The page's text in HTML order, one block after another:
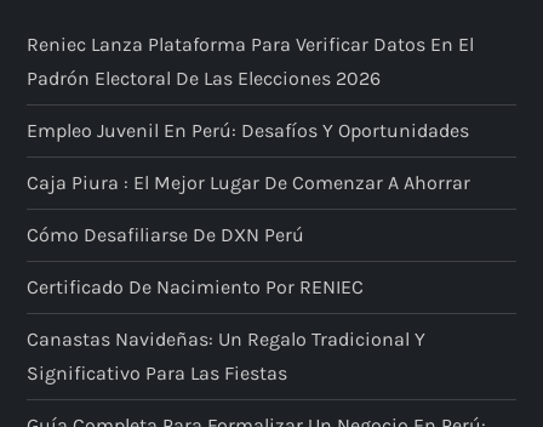
i
ó
n
d
e
e
n
Reniec Lanza Plataforma Para Verificar Datos En El
Padrón Electoral De Las Elecciones 2026
Empleo Juvenil En Perú: Desafíos Y Oportunidades
Caja Piura : El Mejor Lugar De Comenzar A Ahorrar
Cómo Desafiliarse De DXN Perú
Certificado De Nacimiento Por RENIEC
Canastas Navideñas: Un Regalo Tradicional Y
Significativo Para Las Fiestas